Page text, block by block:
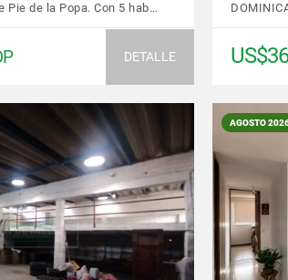
Pie de la Popa. Con 5 hab…
DETALLE
DETALLES
AGOSTO